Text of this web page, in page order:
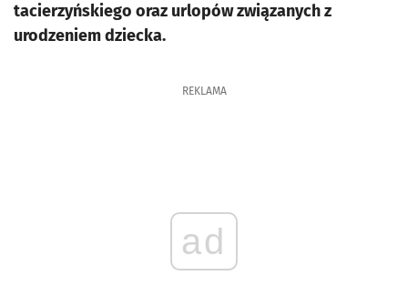
tacierzyńskiego oraz urlopów związanych z
urodzeniem dziecka.
REKLAMA
ad